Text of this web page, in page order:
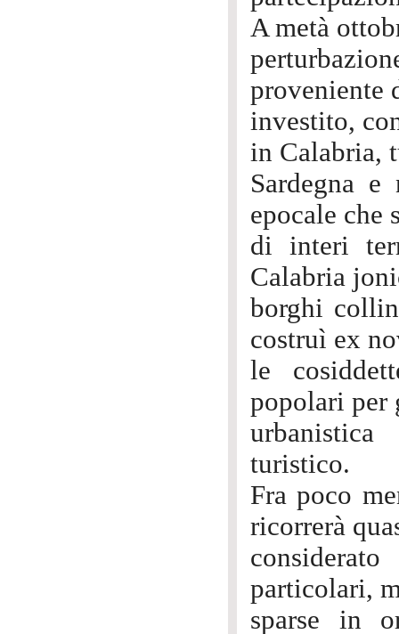
A metà
proveniente
investito,
in Calabria,
Sardegna
epocale che
di interi
Calabria
borghi
costruì ex
le
popolari per
turistico.
Fra poco
ricorrerà
particolari,
sparse in